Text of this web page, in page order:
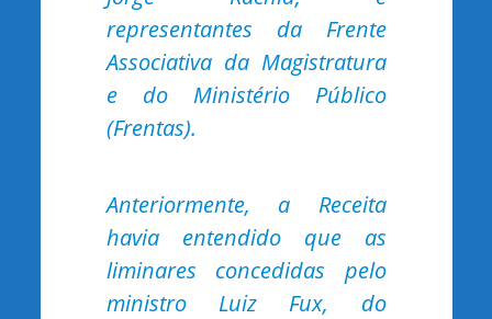
representantes da Frente
Associativa da Magistratura
e do Ministério Público
(Frentas).
Anteriormente, a Receita
havia entendido que as
liminares concedidas pelo
ministro Luiz Fux, do